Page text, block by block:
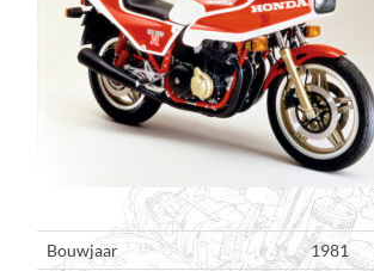
Bouwjaar
1981